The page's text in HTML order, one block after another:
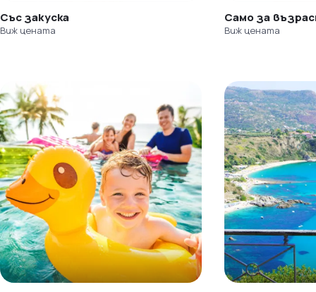
Със закуска
Виж цената
Само за
Виж цената